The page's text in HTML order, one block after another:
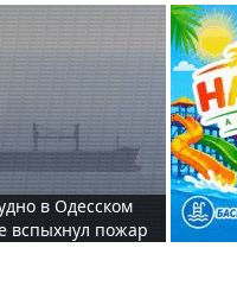
в Одесском
вспыхнул пожар